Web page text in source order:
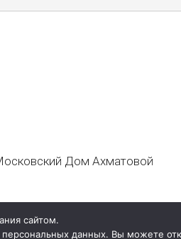
Дом Ахматовой
сайтом.
данных. Вы можете